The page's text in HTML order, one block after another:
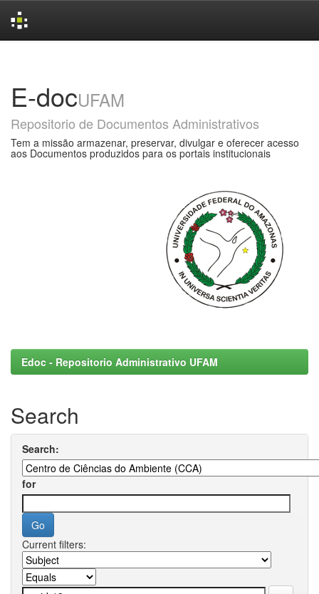
E-docUFAM
Repositorio de Documentos Administrativos
Tem a missão armazenar, preservar, divulgar e oferecer acesso
aos Documentos produzidos para os portais institucionais
Edoc - Repositorio Administrativo UFAM
Search
Search:
for
Current filters: